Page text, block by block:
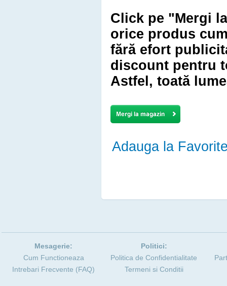
Click pe "Mergi
orice produs
fără efort
discount pentru
Astfel, toată
Adauga la
Mesagerie:
Cum Functioneaza
Intrebari Frecvente (FAQ)
Politici:
Politica de Confidentialitate
Termeni si Conditii